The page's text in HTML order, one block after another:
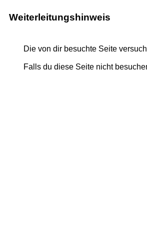
Weiterleitungshinweis
Die von dir besuchte Seite
Falls du diese Seite nicht